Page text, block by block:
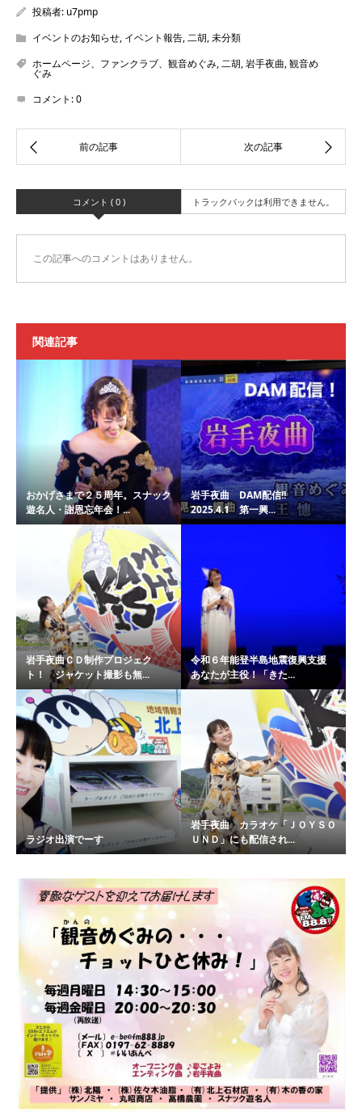
投稿者: u7pmp
イベントのお知らせ, イベント報告,二胡,未分類
ホームページ、ファンクラブ、観音めぐみ,二胡,岩手夜曲,観音め
ぐみ
コメント:0
コメント ( 0 ) トラックバックは利用できません。
この記事へのコメントはありません。
関連記事
おかげさまで２５周年。スナック
遊名人・謝恩忘年会！...
岩手夜曲 DAM配信!!
2025.4.1 第一興...
岩手夜曲ＣＤ制作プロジェク
ト！ ジャケット撮影も無...
令和６年能登半島地震復興支援
あなたが主役！「きた...
ラジオ出演でーす
岩手夜曲 カラオケ「ＪＯＹＳＯ
ＵＮＤ」にも配信され...